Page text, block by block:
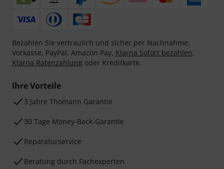
Bezahlen Sie vertraulich und sicher per Nachnahme,
Vorkasse, PayPal, Amazon Pay, Klarna Sofort bezahlen,
Klarna Ratenzahlung oder Kreditkarte.
Ihre Vorteile
3 Jahre Thomann Garantie
30 Tage Money-Back-Garantie
Reparaturservice
Beratung durch Fachexperten